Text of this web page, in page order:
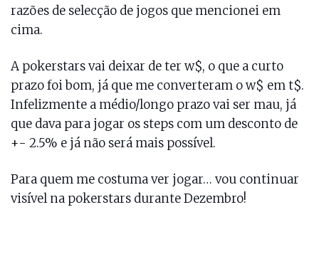
razões de selecção de jogos que mencionei em
cima.
A pokerstars vai deixar de ter w$, o que a curto
prazo foi bom, já que me converteram o w$ em t$.
Infelizmente a médio/longo prazo vai ser mau, já
que dava para jogar os steps com um desconto de
+- 2.5% e já não será mais possível.
Para quem me costuma ver jogar… vou continuar
visível na pokerstars durante Dezembro!